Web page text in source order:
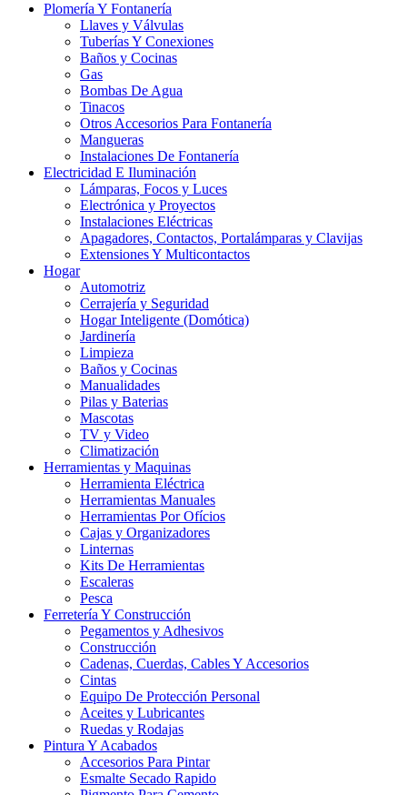
Plomería Y Fontanería
Llaves y Válvulas
Tuberías Y Conexiones
Baños y Cocinas
Gas
Bombas De Agua
Tinacos
Otros Accesorios Para Fontanería
Mangueras
Instalaciones De Fontanería
Electricidad E Iluminación
Lámparas, Focos y Luces
Electrónica y Proyectos
Instalaciones Eléctricas
Apagadores, Contactos, Portalámparas y Clavijas
Extensiones Y Multicontactos
Hogar
Automotriz
Cerrajería y Seguridad
Hogar Inteligente (Domótica)
Jardinería
Limpieza
Baños y Cocinas
Manualidades
Pilas y Baterias
Mascotas
TV y Video
Climatización
Herramientas y Maquinas
Herramienta Eléctrica
Herramientas Manuales
Herramientas Por Ofícios
Cajas y Organizadores
Linternas
Kits De Herramientas
Escaleras
Pesca
Ferretería Y Construcción
Pegamentos y Adhesivos
Construcción
Cadenas, Cuerdas, Cables Y Accesorios
Cintas
Equipo De Protección Personal
Aceites y Lubricantes
Ruedas y Rodajas
Pintura Y Acabados
Accesorios Para Pintar
Esmalte Secado Rapido